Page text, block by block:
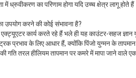
में ध्रुवीकरण का परिणाम होगा यदि उच्च क्षेत्र लागू होते
उपयोग करने की कोई संभावना है?
कार्य करते रहे हैं भले ही यह काउंटर-सहज
प्रभाव के लिए आधार हैं, क्योंकि पिंजो युग्मन के
गति तरल हीलियम तापमान पर कमरे में मापा जाने वाले